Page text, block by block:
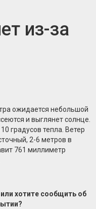
из-за
ожидается небольшой
и выглянет солнце.
градусов тепла. Ветер
2-6 метров в
761 миллиметр
хотите сообщить об